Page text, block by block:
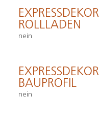
EXPRESSDEKOR
ROLLLADEN
nein
EXPRESSDEKOR
BAUPROFIL
nein